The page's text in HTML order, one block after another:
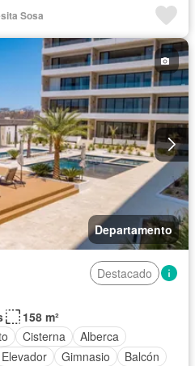
Estacionamiento
polivalente
Terraza
amueblar
Sosa
Departamento
Destacado
158 m²
Cisterna
Alberca
Elevador Gimnasio
Balcón